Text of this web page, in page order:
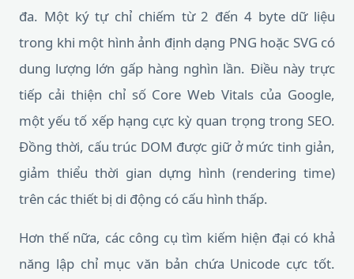
đa. Một ký tự chỉ chiếm từ 2 đến 4 byte dữ liệu
trong khi một hình ảnh định dạng PNG hoặc SVG có
dung lượng lớn gấp hàng nghìn lần. Điều này trực
tiếp cải thiện chỉ số Core Web Vitals của Google,
một yếu tố xếp hạng cực kỳ quan trọng trong SEO.
Đồng thời, cấu trúc DOM được giữ ở mức tinh giản,
giảm thiểu thời gian dựng hình (rendering time)
trên các thiết bị di động có cấu hình thấp.
Hơn thế nữa, các công cụ tìm kiếm hiện đại có khả
năng lập chỉ mục văn bản chứa Unicode cực tốt.